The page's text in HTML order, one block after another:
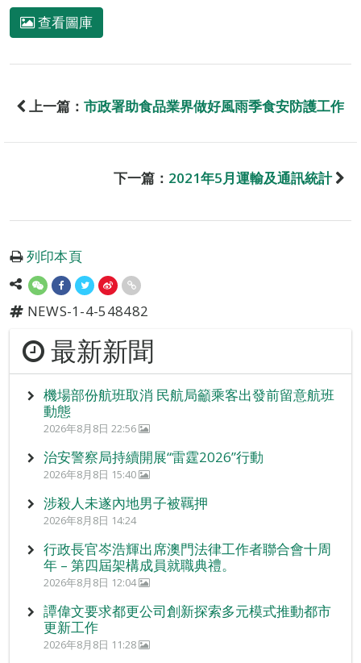
查看圖庫
上一篇： 市政署助食品業界做好風雨季食安防護工作
下一篇： 2021年5月運輸及通訊統計
列印本頁
NEWS-1-4-548482
最新新聞
機場部份航班取消 民航局籲乘客出發前留意航班
動態
2026年8月8日 22:56
治安警察局持續開展“雷霆2026”行動
2026年8月8日 15:40
涉殺人未遂內地男子被羈押
2026年8月8日 14:24
行政長官岑浩輝出席澳門法律工作者聯合會十周
年 – 第四屆架構成員就職典禮。
2026年8月8日 12:04
譚偉文要求都更公司創新探索多元模式推動都市
更新工作
2026年8月8日 11:28